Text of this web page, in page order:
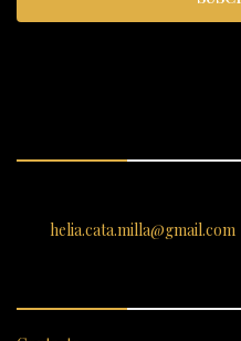
helia.cata.milla@gmail.com